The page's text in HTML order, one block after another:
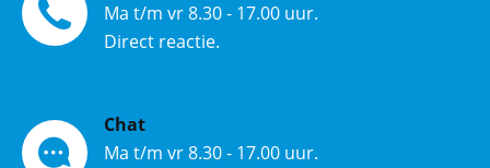
Ma t/m vr 8.30 - 17.00 uur.
Direct reactie.
Chat
Ma t/m vr 8.30 - 17.00 uur.